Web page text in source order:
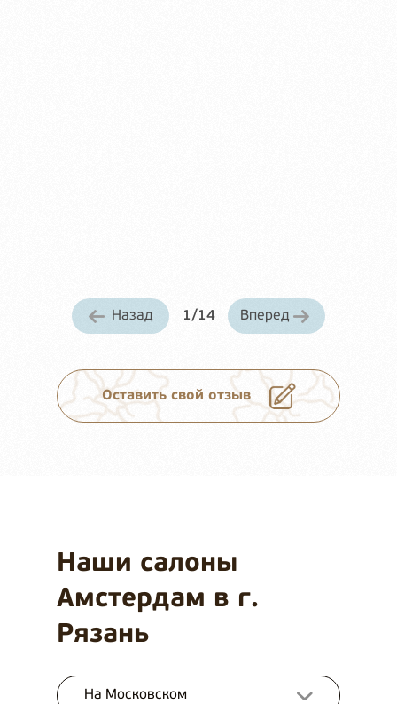
Назад 1/14 Вперед
Оставить свой отзыв
Наши салоны
Амстердам в г.
Рязань
На Московском